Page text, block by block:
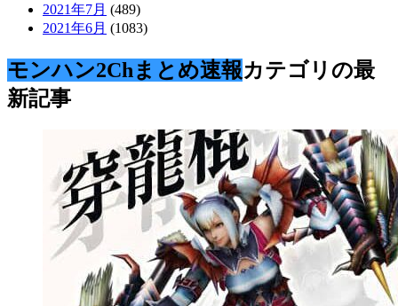
2021年7月 (489)
2021年6月 (1083)
モンハン2Chまとめ速報カテゴリの最
新記事